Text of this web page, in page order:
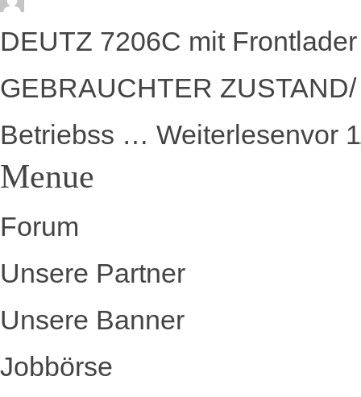
DEUTZ 7206C mit
GEBRAUCHTER
Betriebss … Weiterlesenvor
Menue
Forum
Unsere Partner
Unsere Banner
Jobbörse